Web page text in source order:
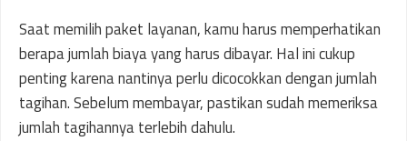
Saat memilih paket layanan, kamu harus memperhatikan
berapa jumlah biaya yang harus dibayar. Hal ini cukup
penting karena nantinya perlu dicocokkan dengan jumlah
tagihan. Sebelum membayar, pastikan sudah memeriksa
jumlah tagihannya terlebih dahulu.